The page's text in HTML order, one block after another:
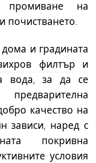
на
почистването.
и градината
филтър и
вода, за да се
качество на
зависи, наред с
покривна
условия